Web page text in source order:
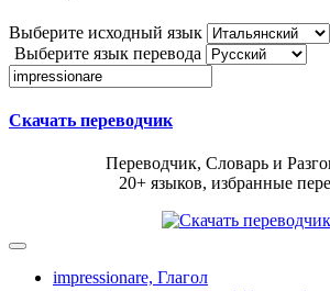
Выберите исходный язык
Выберите язык перевода
Скачать переводчик
Переводчик, Словарь и
20+ языков, избранные
impressionare, Глагол